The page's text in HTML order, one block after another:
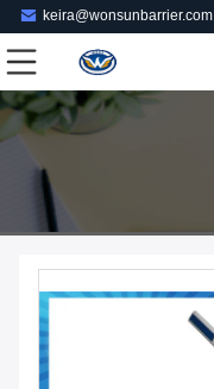
keira@wonsunbarrier.com